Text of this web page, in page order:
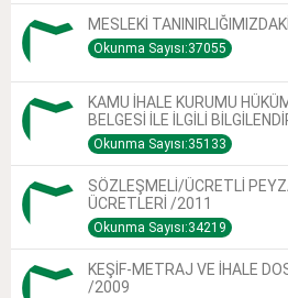
MESLEKİ
Okunma Sayısı:37055
KAMU İHALE KURUMU
BELGESİ İLE İLGİLİ
Okunma Sayısı:35133
SÖZLEŞMELİ/ÜCRETLİ
ÜCRETLERİ /2011
Okunma Sayısı:34219
KEŞİF-METRAJ VE İHALE
/2009